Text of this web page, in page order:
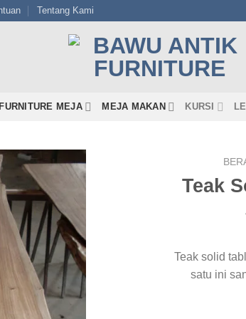
Tentang Kami
FURNITURE MEJA MEJA MAKAN KURSI
Teak
Teak solid
satu ini